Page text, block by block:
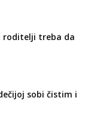
roditelji treba da
sobi čistim i